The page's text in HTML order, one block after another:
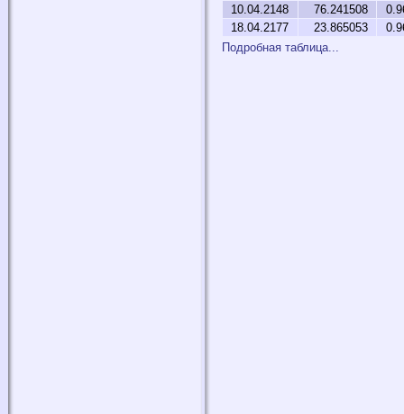
10.04.2148
76.241508
18.04.2177
23.865053
Подробная таблица...